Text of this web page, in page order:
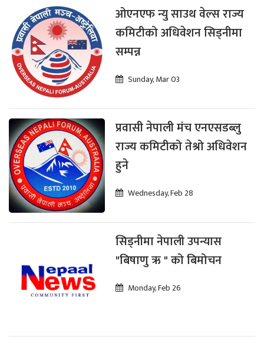
ओएनएफ न्यु साउथ वेल्स राज्य
कमिटीको अधिवेशन सिड्नीमा
सम्पन्न
Sunday, Mar 03
प्रवासी नेपाली मंच एनएसडब्लु
राज्य कमिटीको तेश्रो अधिवेशन
हुने
Wednesday, Feb 28
सिड्नीमा नेपाली उपन्यास
"बिषाणु ऋ " को बिमोचन
Monday, Feb 26